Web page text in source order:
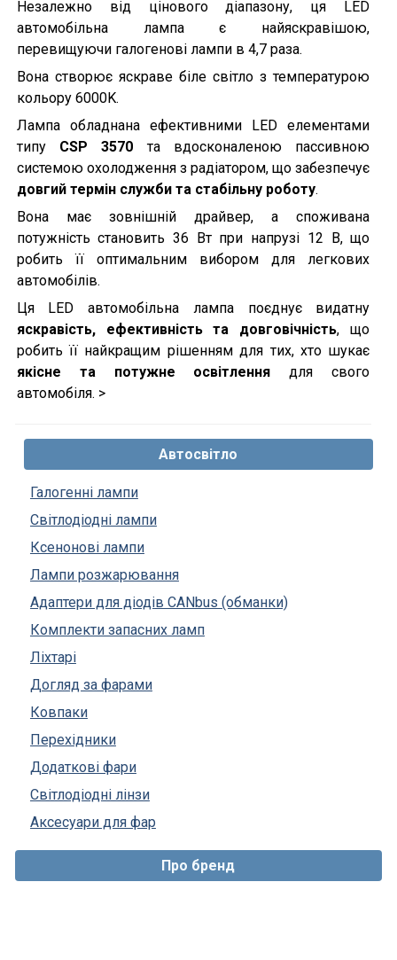
Автосвітло
Галогенні лампи
Світлодіодні лампи
Ксенонові лампи
Лампи розжарювання
Адаптери для діодів CANbus (обманки)
Комплекти запасних ламп
Ліхтарі
Догляд за фарами
Ковпаки
Перехідники
Додаткові фари
Світлодіодні лінзи
Аксесуари для фар
Незалежно від цінового діапазону, ця LED
автомобільна лампа є найяскравішою,
перевищуючи галогенові лампи в 4,7 раза.
Вона створює яскраве біле світло з температурою
кольору 6000K.
Лампа обладнана ефективними LED елементами
типу CSP 3570 та вдосконаленою пассивною
системою охолодження з радіатором, що забезпечує
довгий термін служби та стабільну роботу.
Вона має зовнішній драйвер, а споживана
потужність становить 36 Вт при напрузі 12 В, що
робить її оптимальним вибором для легкових
автомобілів.
Ця LED автомобільна лампа поєднує видатну
яскравість, ефективність та довговічність, що
робить її найкращим рішенням для тих, хто шукає
якісне та потужне освітлення для свого
автомобіля. >
Про бренд